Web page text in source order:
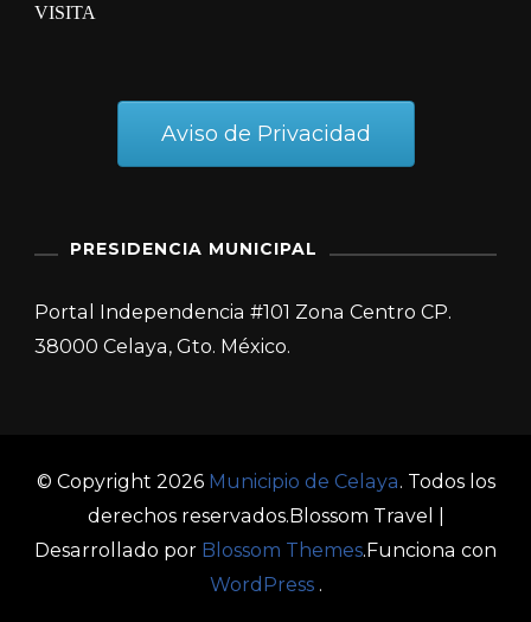
VISITA
Aviso de Privacidad
PRESIDENCIA MUNICIPAL
Portal Independencia #101 Zona Centro CP.
38000 Celaya, Gto. México.
© Copyright 2026 Municipio de Celaya. Todos los
derechos reservados.Blossom Travel |
Desarrollado por Blossom Themes.Funciona con
WordPress.